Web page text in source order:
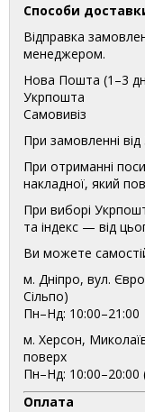
Способи
Відправка
менеджером.
Нова Пошта (1–3
Укрпошта
Самовивіз
При замовленні
При отриманні
накладної, який
При виборі
та індекс — від
Ви можете
м. Дніпро, вул.
Сільпо)
Пн–Нд: 10:00–21:00
м. Херсон,
поверх
Пн–Нд:
Оплата